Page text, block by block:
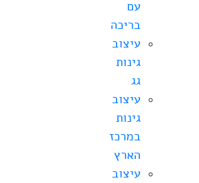
עם
בריכה
עיצוב
גינות
גג
עיצוב
גינות
במרכז
הארץ
עיצוב